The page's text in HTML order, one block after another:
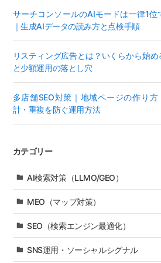
サーチコンソールのAIモードは一律1位
｜生成AIデータの読み方と点検手順
リスティング広告とは？いくらから始め
と少額運用の落とし穴
多店舗SEO対策｜地域ページの作り方
計・重複を防ぐ運用方法
カテゴリー
AI検索対策（LLMO/GEO）
MEO（マップ対策）
SEO（検索エンジン最適化）
SNS運用・ソーシャルシグナル